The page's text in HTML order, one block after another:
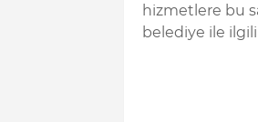
hizmetlere bu
belediye ile